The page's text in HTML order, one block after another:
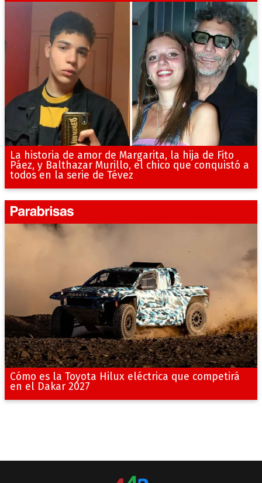
La historia de amor de Margarita, la hija de Fito
Páez, y Balthazar Murillo, el chico que conquistó a
todos en la serie de Tévez
Cómo es la Toyota Hilux eléctrica que competirá
en el Dakar 2027